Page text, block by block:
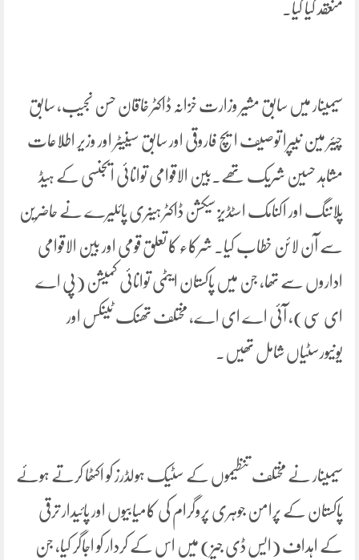
منعقد کیا گیا۔
سیمینار میں سابق مشیر وزارت خزانہ ڈاکٹر خاقان حسن نجیب، سابق
چیئر مین نیپرا توصیف ایچ فاروقی اور سابق سینیٹر اور وزیر اطلاعات
مشاہد حسین شریک تھے۔بین الاقوامی توانائی ایجنسی کے ہیڈ
پلاننگ اور اکنامک اسٹڈیز سیکشن ڈاکٹر ہینری پائلیرے نے حاضرین
سے آن لائن خطاب کیا۔ شرکاء کا تعلق قومی اور بین الاقوامی
اداروں سے تھا، جن میں پاکستان ایٹمی توانائی کمیشن (پی اے
ای سی)، آئی اے ای اے، مختلف تھنک ٹینکس اور
یونیورسٹیاں شامل تھیں۔
سیمینار نے مختلف تنظیموں کے سٹیک ہولڈرز کو اکٹھا کرتے ہوئے
پاکستان کے پرامن جوہری پروگرام کی کامیابیوں اور پائیدار ترقی
کے اہداف (ایس ڈی جیز) میں اس کے کردار کو اجاگر کیا، جن